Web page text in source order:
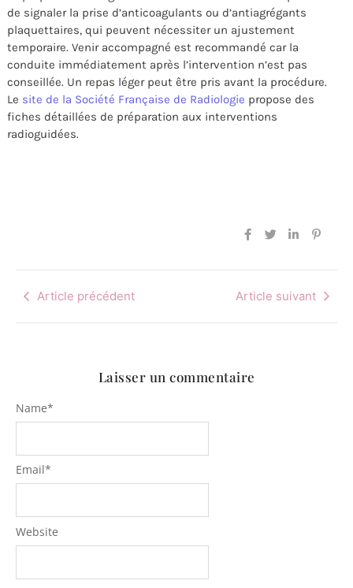
de signaler la prise d’anticoagulants ou d’antiagrégants
plaquettaires, qui peuvent nécessiter un ajustement
temporaire. Venir accompagné est recommandé car la
conduite immédiatement après l’intervention n’est pas
conseillée. Un repas léger peut être pris avant la procédure.
Le site de la Société Française de Radiologie propose des
fiches détaillées de préparation aux interventions
radioguidées.
Article précédent Article suivant
Laisser un commentaire
Name*
Email*
Website